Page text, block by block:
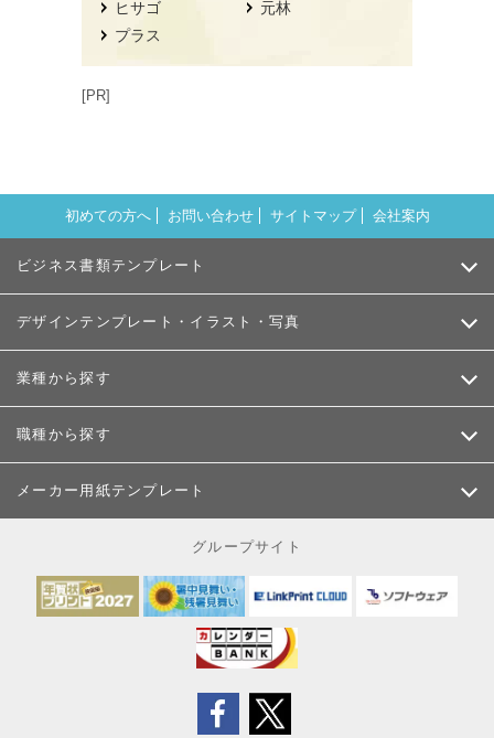
ヒサゴ
プラス
元林
[PR]
初めての方へ お問い合わせ サイトマップ 会社案内
ビジネス書類テンプレート
デザインテンプレート・イラスト・写真
業種から探す
職種から探す
メーカー用紙テンプレート
グループサイト